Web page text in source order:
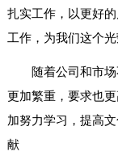
扎实工作，以更好
工作，为我们这个
随着公司和市
更加繁重，要求也
加努力学习，提高
献